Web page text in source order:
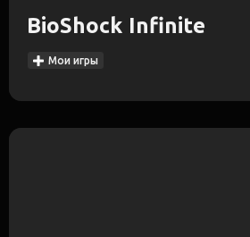
BioShock Infinite
Мои игры